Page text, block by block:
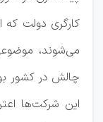
کارگری دولت که
می‌شوند،
چالش در کشور
این شرکت‌ها